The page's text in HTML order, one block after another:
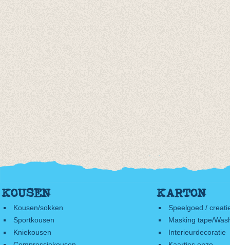
KOUSEN
Kousen/sokken
Sportkousen
Kniekousen
KARTON
Speelgoed /
Masking tape/
Interieurdecoratie